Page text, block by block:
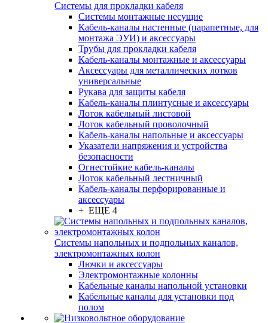
Системы для прокладки кабеля
Системы монтажные несущие
Кабель-каналы настенные (парапетные, для
монтажа ЭУИ) и аксессуары
Трубы для прокладки кабеля
Кабель-каналы монтажные и аксессуары
Аксессуары для металлических лотков
универсальные
Рукава для защиты кабеля
Кабель-каналы плинтусные и аксессуары
Лоток кабельный листовой
Лоток кабельный проволочный
Кабель-каналы напольные и аксессуары
Указатели напряжения и устройства
безопасности
Огнестойкие кабель-каналы
Лоток кабельный лестничный
Кабель-каналы перфорированные и
аксессуары
+ ЕЩЕ 4
Системы напольных и подпольных каналов,
электромонтажных колон
Лючки и аксессуары
Электромонтажные колонны
Кабельные каналы напольной установки
Кабельные каналы для установки под
полом